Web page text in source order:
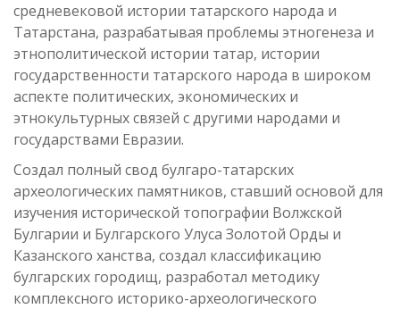
средневековой истории татарского народа и
Татарстана, разрабатывая проблемы этногенеза и
этнополитической истории татар, истории
государственности татарского народа в широком
аспекте политических, экономических и
этнокультурных связей с другими народами и
государствами Евразии.
Создал полный свод булгаро-татарских
археологических памятников, ставший основой для
изучения исторической топографии Волжской
Булгарии и Булгарского Улуса Золотой Орды и
Казанского ханства, создал классификацию
булгарских городищ, разработал методику
комплексного историко-археологического